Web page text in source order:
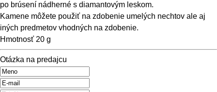
po brúsení nádherné s diamantovým leskom.
Kamene môžete použiť na zdobenie umelých nechtov ale aj
iných predmetov vhodných na zdobenie.
Hmotnosť 20 g
Otázka na predajcu